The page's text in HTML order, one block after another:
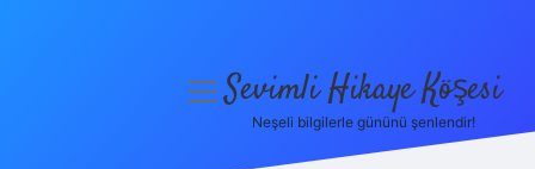
menüyüSevimli Hikaye Köşesi
Neşeli bilgilerle gününü şenlendir!